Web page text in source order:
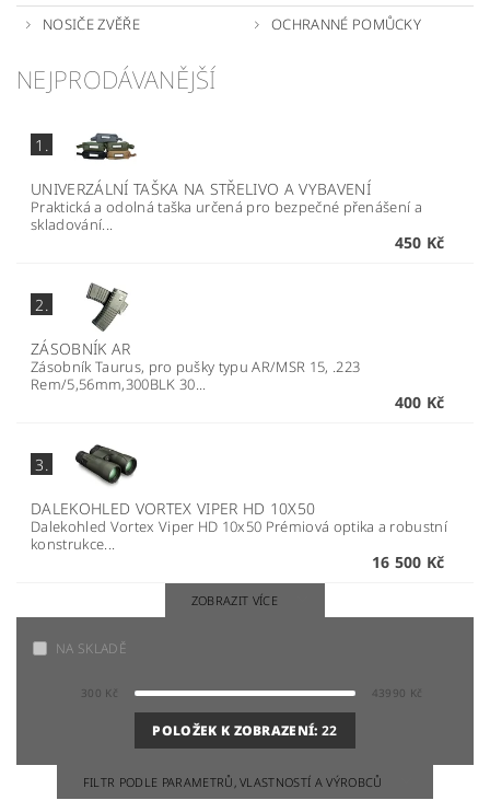
NOSIČE ZVĚŘE OCHRANNÉ POMŮCKY
NEJPRODÁVANĚJŠÍ
1.
UNIVERZÁLNÍ TAŠKA NA STŘELIVO A VYBAVENÍ
Praktická a odolná taška určená pro bezpečné přenášení a
skladování...
450 Kč
2.
ZÁSOBNÍK AR
Zásobník Taurus, pro pušky typu AR/MSR 15, .223
Rem/5,56mm,300BLK 30...
400 Kč
3.
DALEKOHLED VORTEX VIPER HD 10X50
Dalekohled Vortex Viper HD 10x50 Prémiová optika a robustní
konstrukce...
16 500 Kč
ZOBRAZIT VÍCE
NA SKLADĚ
300 Kč 43990 Kč
POLOŽEK K ZOBRAZENÍ:22
FILTR PODLE PARAMETRŮ, VLASTNOSTÍ A VÝROBCŮ